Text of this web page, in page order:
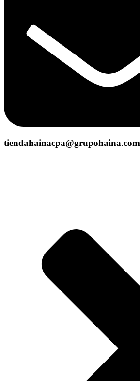
tiendahainacpa@grupohaina.com